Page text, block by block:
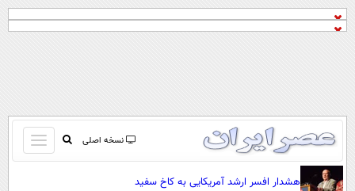
نسخه اصلی
باز
و
صفحه اول
هشدار افسر ارشد آمریکایی به کاخ سفید